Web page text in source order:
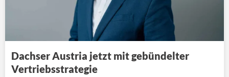
Dachser Austria jetzt mit gebündelter
Vertriebsstrategie